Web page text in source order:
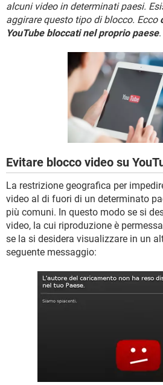
HARDWARE
INSTAGRAM
TIKTOK
iOS
INSTAGRAM
alcuni video in determinati paesi.
aggirare questo tipo di blocco. Ecco
YouTube bloccati nel proprio paese.
Evitare blocco video su
La restrizione geografica per
video al di fuori di un determinato
più comuni. In questo modo se si
video, la cui riproduzione è
se la si desidera visualizzare in un
seguente messaggio: